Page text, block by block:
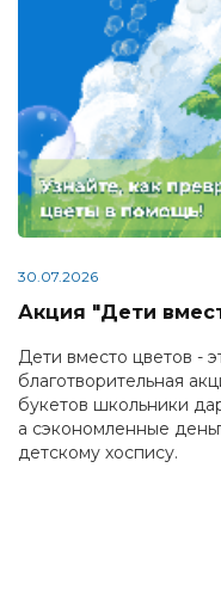
30.07.2026
Акция "Дети
Дети вместо цветов -
благотворительная
букетов школьники
а сэкономленные
детскому хоспису.